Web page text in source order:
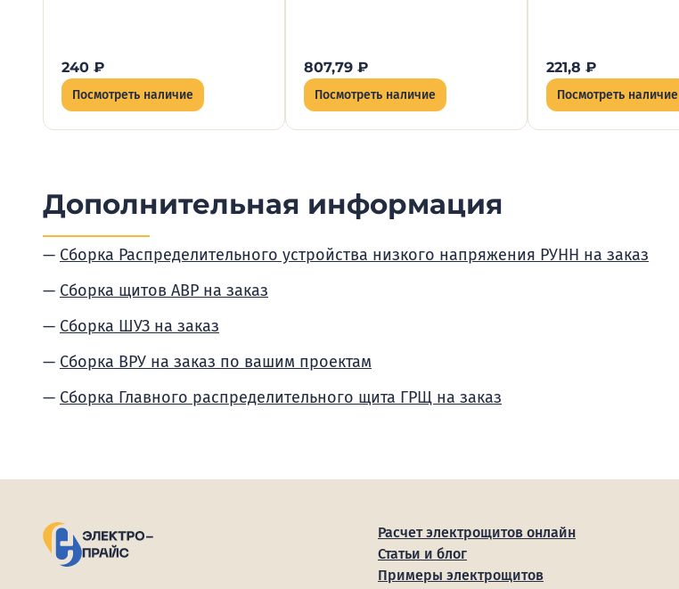
240 ₽
Посмотреть наличие
807,79 ₽
Посмотреть наличие
221,8 ₽
Посмотреть наличие
Дополнительная информация
Сборка Распределительного устройства низкого напряжения РУНН на заказ
Сборка щитов АВР на заказ
Сборка ШУЗ на заказ
Сборка ВРУ на заказ по вашим проектам
Сборка Главного распределительного щита ГРЩ на заказ
Расчет электрощитов онлайн
Статьи и блог
Примеры электрощитов